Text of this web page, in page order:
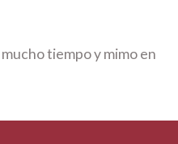
tiempo y mimo en